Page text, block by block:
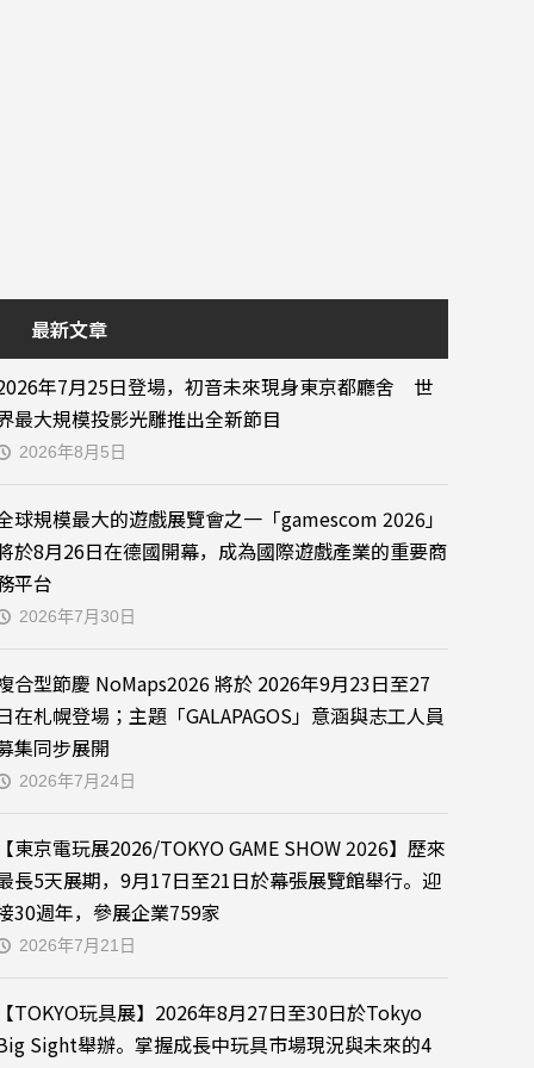
最新文章
年7月25日登場，初音未來現身東京都廳舍 世
最大規模投影光雕推出全新節目
2026年8月5日
球規模最大的遊戲展覽會之一「gamescom 2026」
於8月26日在德國開幕，成為國際遊戲產業的重要商
平台
2026年7月30日
合型節慶 NoMaps2026 將於 2026年9月23日至27
在札幌登場；主題「GALAPAGOS」意涵與志工人員
集同步展開
2026年7月24日
【東京電玩展2026/TOKYO GAME SHOW 2026】歷來
長5天展期，9月17日至21日於幕張展覽館舉行。迎
30週年，參展企業759家
2026年7月21日
【TOKYO玩具展】2026年8月27日至30日於Tokyo
Sight舉辦。掌握成長中玩具市場現況與未來的4